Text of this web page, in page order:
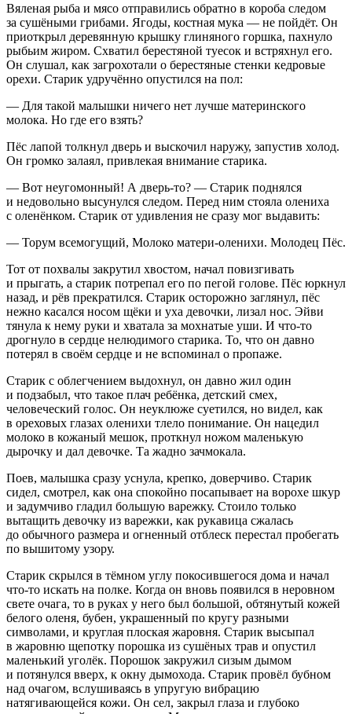
Вяленая рыба и мясо отправились обратно в короба следом
за сушёными грибами. Ягоды, костная мука — не пойдёт. Он
приоткрыл деревянную крышку глиняного горшка, пахнуло
рыбьим жиром. Схватил берестяной туесок и встряхнул его.
Он слушал, как загрохотали о берестяные стенки кедровые
орехи. Старик удручённо опустился на пол:
— Для такой малышки ничего нет лучше материнского
молока. Но где его взять?
Пёс лапой толкнул дверь и выскочил наружу, запустив холод.
Он громко залаял, привлекая внимание старика.
— Вот неугомонный! А дверь-то? — Старик поднялся
и недовольно высунулся следом. Перед ним стояла олениха
с оленёнком. Старик от удивления не сразу мог выдавить:
— Торум всемогущий, Молоко матери-оленихи. Молодец Пёс.
Тот от похвалы закрутил хвостом, начал повизгивать
и прыгать, а старик потрепал его по пегой голове. Пёс юркнул
назад, и рёв прекратился. Старик осторожно заглянул, пёс
нежно касался носом щёки и уха девочки, лизал нос. Эйви
тянула к нему руки и хватала за мохнатые уши. И что-то
дрогнуло в сердце нелюдимого старика. То, что он давно
потерял в своём сердце и не вспоминал о пропаже.
Старик с облегчением выдохнул, он давно жил один
и подзабыл, что такое плач ребёнка, детский смех,
человеческий голос. Он неуклюже суетился, но видел, как
в ореховых глазах оленихи тлело понимание. Он нацедил
молоко в кожаный мешок, проткнул ножом маленькую
дырочку и дал девочке. Та жадно зачмокала.
Поев, малышка сразу уснула, крепко, доверчиво. Старик
сидел, смотрел, как она спокойно посапывает на ворохе шкур
и задумчиво гладил большую варежку. Стоило только
вытащить девочку из варежки, как рукавица сжалась
до обычного размера и огненный отблеск перестал пробегать
по вышитому узору.
Старик скрылся в тёмном углу покосившегося дома и начал
что-то искать на полке. Когда он вновь появился в неровном
свете очага, то в руках у него был большой, обтянутый кожей
белого оленя, бубен, украшенный по кругу разными
символами, и круглая плоская жаровня. Старик высыпал
в жаровню щепотку порошка из сушёных трав и опустил
маленький уголёк. Порошок закружил сизым дымом
и потянулся вверх, к окну дымохода. Старик провёл бубном
над очагом, вслушиваясь в упругую вибрацию
натягивающейся кожи. Он сел, закрыл глаза и глубоко